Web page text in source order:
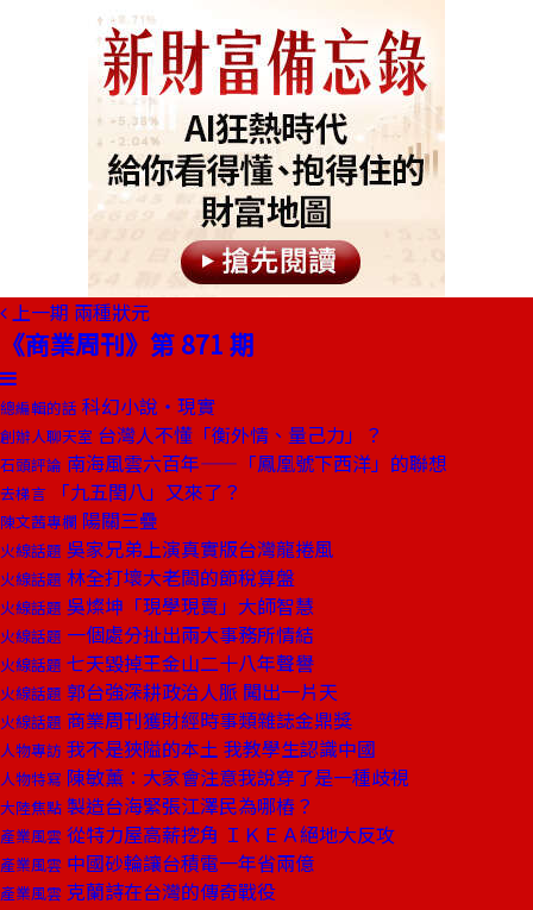
上一期 兩種狀元
《商業周刊》第 871 期
總編輯的話 科幻小說‧現實
創辦人聊天室 台灣人不懂「衡外情、量己力」？
石頭評論 南海風雲六百年——「鳳凰號下西洋」的聯想
去梯言 「九五閏八」又來了？
陳文茜專欄 陽關三疊
火線話題 吳家兄弟上演真實版台灣龍捲風
火線話題 林全打壞大老闆的節稅算盤
火線話題 吳燦坤「現學現賣」大師智慧
火線話題 一個處分扯出兩大事務所情結
火線話題 七天毀掉王金山二十八年聲譽
火線話題 郭台強深耕政治人脈 闖出一片天
火線話題 商業周刊獲財經時事類雜誌金鼎獎
人物專訪 我不是狹隘的本土 我教學生認識中國
人物特寫 陳敏薰：大家會注意我說穿了是一種歧視
大陸焦點 製造台海緊張江澤民為哪樁？
產業風雲 從特力屋高薪挖角 ＩＫＥＡ絕地大反攻
產業風雲 中國砂輪讓台積電一年省兩億
產業風雲 克蘭詩在台灣的傳奇戰役